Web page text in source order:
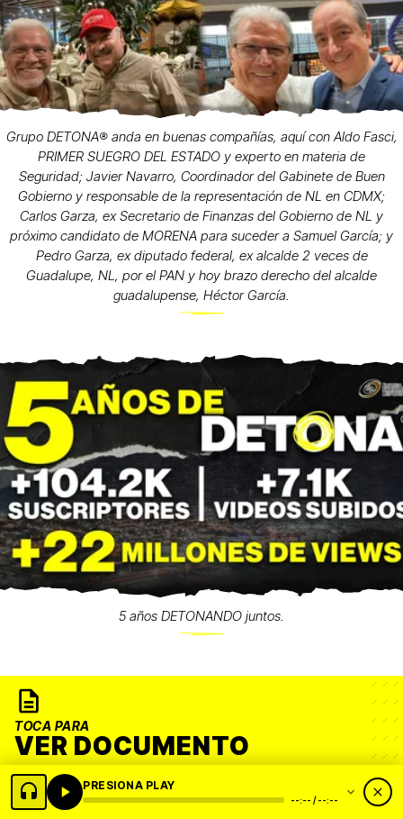
Grupo DETONA®️ anda en buenas compañías, aquí con Aldo Fasci,
PRIMER SUEGRO DEL ESTADO y experto en materia de
Seguridad; Javier Navarro, Coordinador del Gabinete de Buen
Gobierno y responsable de la representación de NL en CDMX;
Carlos Garza, ex Secretario de Finanzas del Gobierno de NL y
próximo candidato de MORENA para suceder a Samuel García; y
Pedro Garza, ex diputado federal, ex alcalde 2 veces de
Guadalupe, NL, por el PAN y hoy brazo derecho del alcalde
guadalupense, Héctor García.
5 años DETONANDO juntos.
TOCA PARA
VER DOCUMENTO
PRESIONA PLAY
--:-- / --:--